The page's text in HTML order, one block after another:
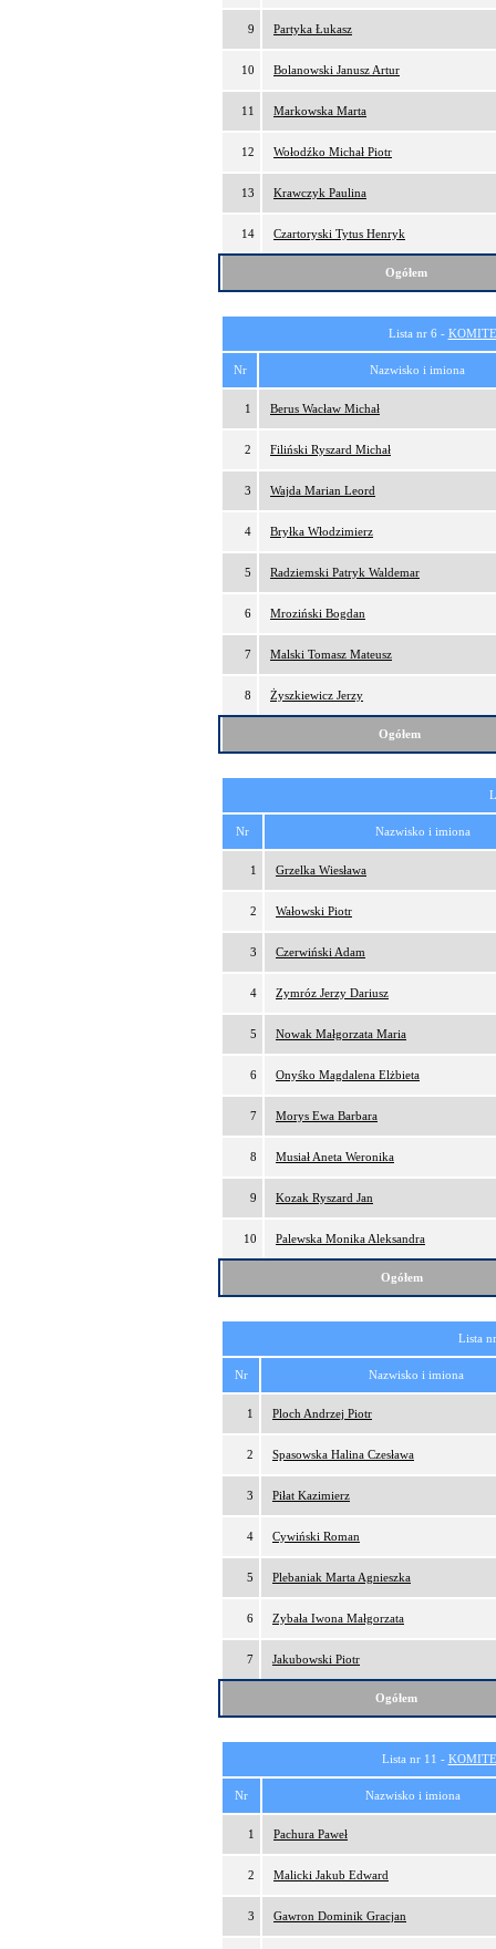
9 Partyka Łukasz
10 Bolanowski Janusz Artur
11 Markowska Marta
12 Wołodźko Michał Piotr
13 Krawczyk Paulina
14 Czartoryski Tytus Henryk
Ogółem
Lista nr 6 -
Nr Nazwisko i imiona
1 Berus Wacław Michał
2 Filiński Ryszard Michał
3 Wajda Marian Leord
4 Bryłka Włodzimierz
5 Radziemski Patryk Waldemar
6 Mroziński Bogdan
7 Malski Tomasz Mateusz
8 Żyszkiewicz Jerzy
Ogółem
Nr Nazwisko i imiona
1 Grzelka Wiesława
2 Wałowski Piotr
3 Czerwiński Adam
4 Zymróz Jerzy Dariusz
5 Nowak Małgorzata Maria
6 Onyśko Magdalena Elżbieta
7 Morys Ewa Barbara
8 Musiał Aneta Weronika
9 Kozak Ryszard Jan
10 Palewska Monika Aleksandra
Ogółem
Lista
Nr Nazwisko i imiona
1 Ploch Andrzej Piotr
2 Spasowska Halina Czesława
3 Piłat Kazimierz
4 Cywiński Roman
5 Plebaniak Marta Agnieszka
6 Zybała Iwona Małgorzata
7 Jakubowski Piotr
Ogółem
Lista nr 11 -
Nr Nazwisko i imiona
1 Pachura Paweł
2 Malicki Jakub Edward
3 Gawron Dominik Gracjan